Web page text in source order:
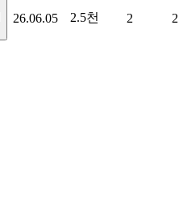
26.06.05 2.5천 2 2